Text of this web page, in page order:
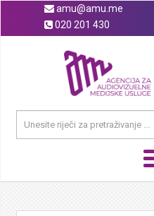
amu@amu.me
020 201 430